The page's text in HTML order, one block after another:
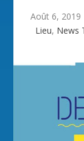
Août 6, 2019
Lieu, News